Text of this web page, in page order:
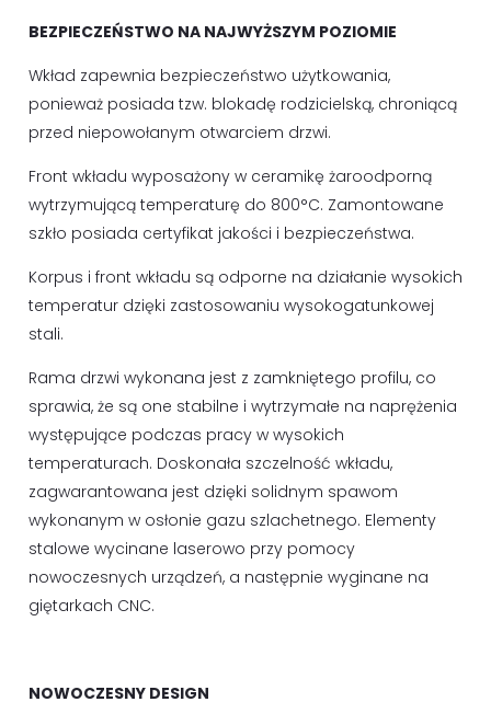
BEZPIECZEŃSTWO NA NAJWYŻSZYM POZIOMIE
Wkład zapewnia bezpieczeństwo użytkowania,
ponieważ posiada tzw. blokadę rodzicielską, chroniącą
przed niepowołanym otwarciem drzwi.
Front wkładu wyposażony w ceramikę żaroodporną
wytrzymującą temperaturę do 800°C. Zamontowane
szkło posiada certyfikat jakości i bezpieczeństwa.
Korpus i front wkładu są odporne na działanie wysokich
temperatur dzięki zastosowaniu wysokogatunkowej
stali.
Rama drzwi wykonana jest z zamkniętego profilu, co
sprawia, że są one stabilne i wytrzymałe na naprężenia
występujące podczas pracy w wysokich
temperaturach. Doskonała szczelność wkładu,
zagwarantowana jest dzięki solidnym spawom
wykonanym w osłonie gazu szlachetnego. Elementy
stalowe wycinane laserowo przy pomocy
nowoczesnych urządzeń, a następnie wyginane na
giętarkach CNC.
NOWOCZESNY DESIGN